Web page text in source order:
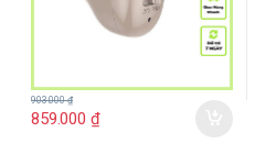
859.000 ₫
903.000₫